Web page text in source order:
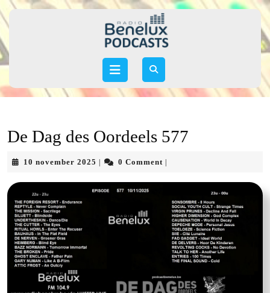
Skip
to
Open
De Dag des Oordeels 577
10 november 2025 10
2025
0 Comment